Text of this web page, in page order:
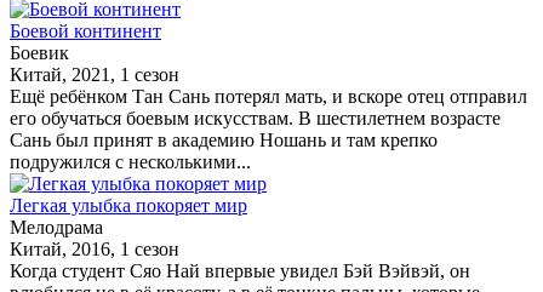
Боевой континент
Боевик
Китай, 2021, 1 сезон
Ещё ребёнком Тан Сань потерял мать, и вскоре отец отправил
его обучаться боевым искусствам. В шестилетнем возрасте
Сань был принят в академию Ношань и там крепко
подружился с несколькими...
Легкая улыбка покоряет мир
Мелодрама
Китай, 2016, 1 сезон
Когда студент Сяо Най впервые увидел Бэй Вэйвэй, он